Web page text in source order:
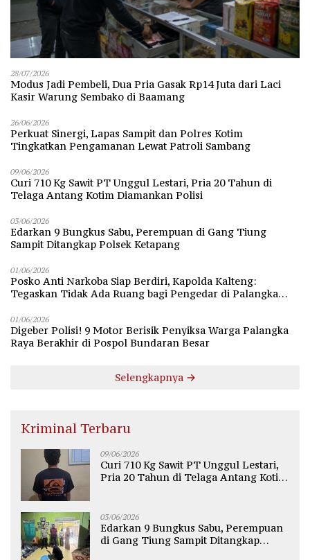
28/07/2026
Modus Jadi Pembeli, Dua Pria Gasak Rp14 Juta dari Laci
Kasir Warung Sembako di Baamang
26/06/2026
Perkuat Sinergi, Lapas Sampit dan Polres Kotim
Tingkatkan Pengamanan Lewat Patroli Sambang
09/06/2026
Curi 710 Kg Sawit PT Unggul Lestari, Pria 20 Tahun di
Telaga Antang Kotim Diamankan Polisi
03/06/2026
Edarkan 9 Bungkus Sabu, Perempuan di Gang Tiung
Sampit Ditangkap Polsek Ketapang
01/06/2026
Posko Anti Narkoba Siap Berdiri, Kapolda Kalteng:
Tegaskan Tidak Ada Ruang bagi Pengedar di Palangka
01/06/2026
Digeber Polisi! 9 Motor Berisik Penyiksa Warga Palangka
Raya Berakhir di Pospol Bundaran Besar
Selengkapnya
Kriminal Terbaru
09/06/2026
Curi 710 Kg Sawit PT Unggul Lestari,
Pria 20 Tahun di Telaga Antang Kotim
03/06/2026
Edarkan 9 Bungkus Sabu, Perempuan
di Gang Tiung Sampit Ditangkap